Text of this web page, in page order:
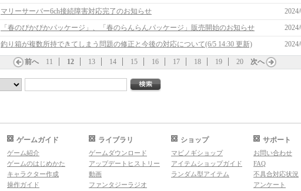
マリーサーバー6ch接続障害対応完了のお知らせ
「春のぴかぴかパッケージ」、「春のらんらんパッケージ」販売開始のお知らせ
釣り箱が複数所持できてしまう問題の修正と今後の対応について(6/5 14:30 更新)
前へ 11 12 13 14 15 16 17 18 19 20 次へ
ゲームガイド
ゲーム紹介
ゲームのはじめかた
キャラクター作成
操作ガイド
ライブラリ
ゲームダウンロード
アップデートヒストリー
動画
ファンタジーラジオ
ショップ
マビノギショップ
アイテムショップガイド
ランダム型アイテム
サポート
お問い合わせ
FAQ
不具合対応状況
アンケート